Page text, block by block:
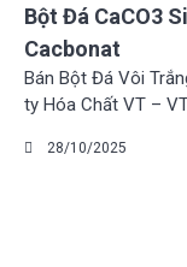
Bột Đá CaCO3
Cacbonat
Bán Bột Đá Vôi
ty Hóa Chất VT –
28/10/2025